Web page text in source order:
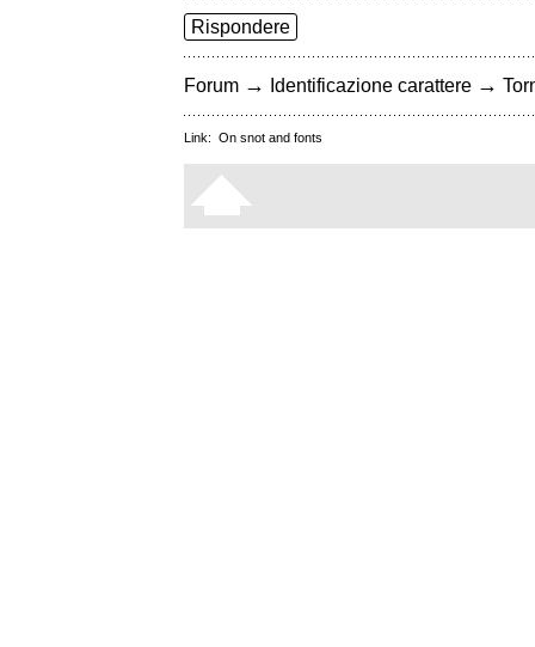
Rispondere
Forum → Identificazione carattere →
Link: On snot and fonts